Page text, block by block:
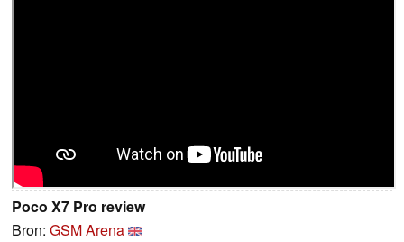
Poco X7 Pro review
Bron: GSM Arena